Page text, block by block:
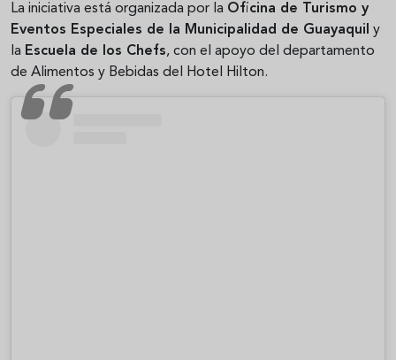
La iniciativa está organizada por la Oficina de Turismo y
Eventos Especiales de la Municipalidad de Guayaquil y
la Escuela de los Chefs, con el apoyo del departamento
de Alimentos y Bebidas del Hotel Hilton.